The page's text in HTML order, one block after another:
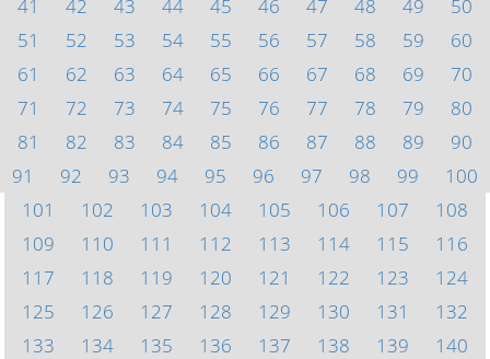
41 42 43 44 45 46 47 48 49
50
51
52 53 54 55 56 57 58 59
60
61
62 63 64 65 66 67 68 69
70
71
72 73 74 75 76 77 78 79
80
81
82 83 84 85 86 87 88 89
90
91
92 93 94 95 96 97 98 99
100
101
102 103 104 105 106 107
108
109
110 111 112 113 114 115
116
117
118 119 120 121 122 123
124
125
126 127 128 129 130 131
132
133
134 135 136 137 138 139
140